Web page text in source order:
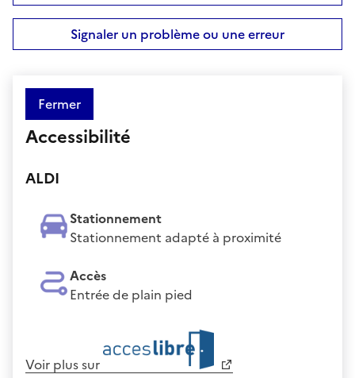
Signaler un problème ou une erreur
Fermer
Accessibilité
ALDI
Stationnement
Stationnement adapté à proximité
Accès
Entrée de plain pied
Voir plus sur